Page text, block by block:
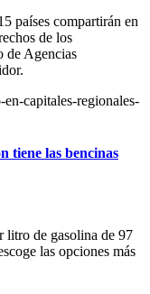
países compartirán en
de los
de Agencias
tiene las bencinas
litro de gasolina de 97
las opciones más